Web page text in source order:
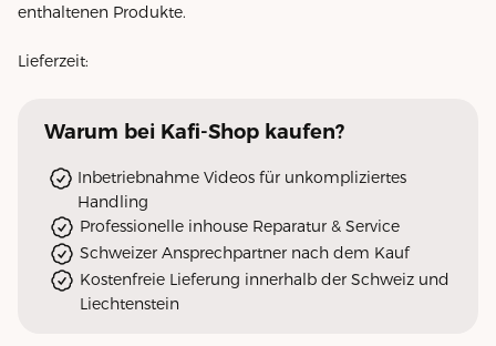
enthaltenen Produkte.
Lieferzeit:
Warum bei Kafi-Shop kaufen?
Inbetriebnahme Videos für unkompliziertes
Handling
Professionelle inhouse Reparatur & Service
Schweizer Ansprechpartner nach dem Kauf
Kostenfreie Lieferung innerhalb der Schweiz und
Liechtenstein